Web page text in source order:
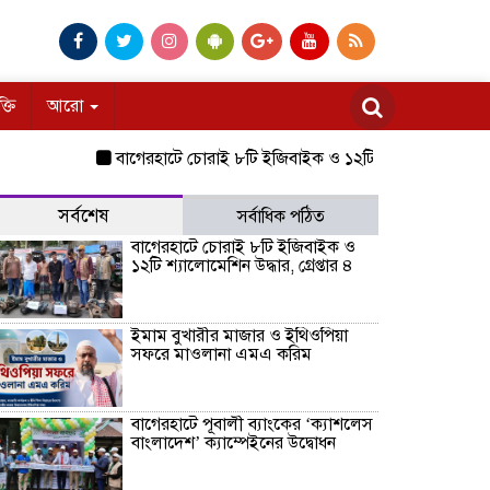
আরো
বাগেরহাটে চোরাই ৮টি ইজিবাইক ও ১২টি শ্যালোমেশিন উদ্ধার,
সর্বশেষ
সর্বাধিক পঠিত
বাগেরহাটে চোরাই ৮টি ইজিবাইক ও
১২টি শ্যালোমেশিন উদ্ধার, গ্রেপ্তার ৪
ইমাম বুখারীর মাজার ও ইথিওপিয়া
সফরে মাওলানা এমএ করিম
বাগেরহাটে পূবালী ব্যাংকের ‘ক্যাশলেস
বাংলাদেশ’ ক্যাম্পেইনের উদ্বোধন